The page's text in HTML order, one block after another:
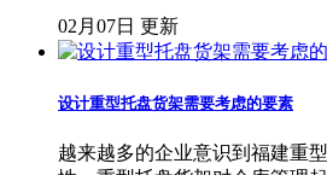
02月07日 更新
设计重型托盘货架需要考虑的要素
越来越多的企业意识到福建重